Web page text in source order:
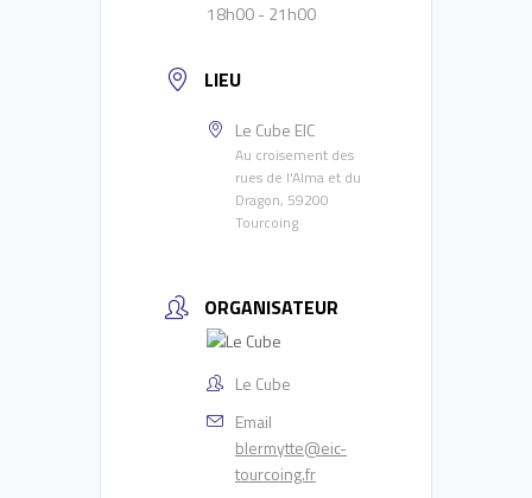
18h00 - 21h00
LIEU
Le Cube EIC
Au croisement des
rues de l'Alma et du
Dragon, 59200
Tourcoing
ORGANISATEUR
Le Cube
Email
blermytte@eic-
tourcoing.fr